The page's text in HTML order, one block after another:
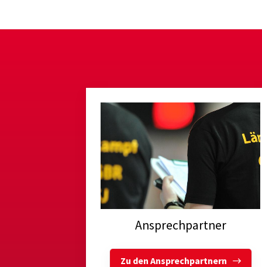
Ansprechpartner
Zu den Ansprechpartnern